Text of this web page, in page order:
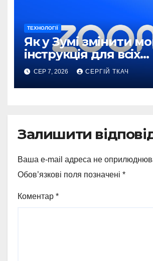
ТЕХНОЛОГІЇ
Як у Зумі змінити
інструкція для всіх
пристроїв
СЕР 7, 2026 СЕРГІЙ ТКАЧ
Залишити
Ваша e-mail адреса не
Обов’язкові поля позначені *
Коментар *